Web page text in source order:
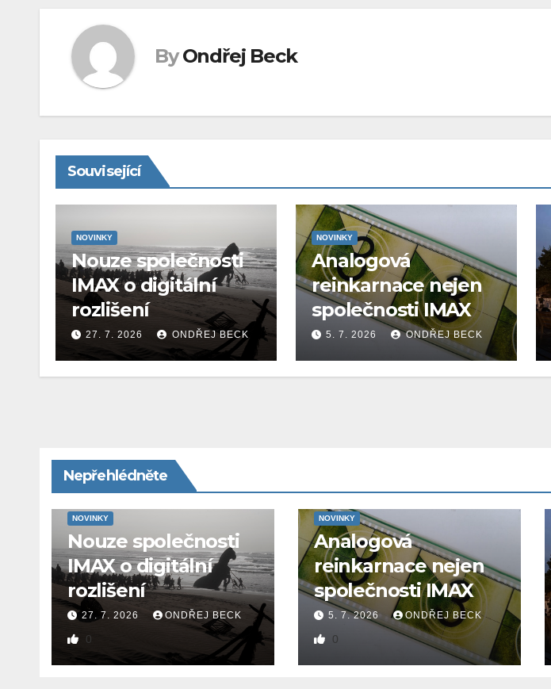
By Ondřej Beck
Související
NOVINKY
Nouze společnosti
IMAX o digitální
rozlišení
27. 7. 2026 ONDŘEJ BECK
NOVINKY
Analogová
reinkarnace nejen
společnosti IMAX
5. 7. 2026 ONDŘEJ BECK
Nepřehlédněte
NOVINKY
Nouze společnosti
IMAX o digitální
rozlišení
27. 7. 2026 ONDŘEJ BECK
0
NOVINKY
Analogová
reinkarnace nejen
společnosti IMAX
5. 7. 2026 ONDŘEJ BECK
0